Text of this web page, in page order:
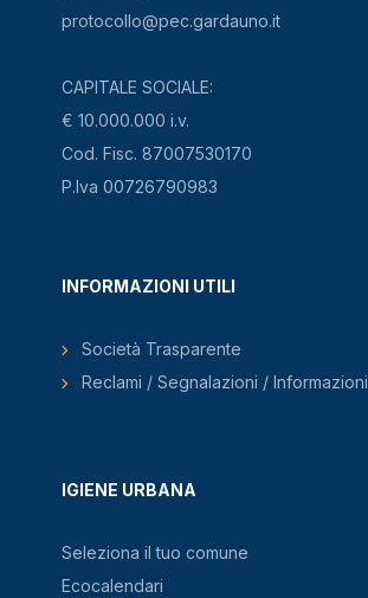
protocollo@pec.gardauno.it
CAPITALE SOCIALE:
€ 10.000.000 i.v.
Cod. Fisc. 87007530170
P.Iva 00726790983
IGIENE URBANA
Seleziona il tuo comune
Ecocalendari
INFORMAZIONI UTILI
Società Trasparente
Reclami / Segnalazioni / Informazioni